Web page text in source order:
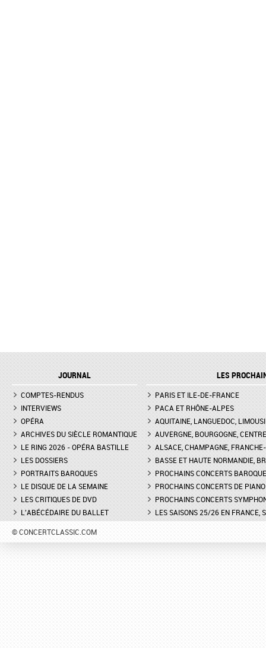
JOURNAL
COMPTES-RENDUS
INTERVIEWS
OPÉRA
ARCHIVES DU SIÈCLE ROMANTIQUE
LE RING 2026 - OPÉRA BASTILLE
LES DOSSIERS
PORTRAITS BAROQUES
LE DISQUE DE LA SEMAINE
LES CRITIQUES DE DVD
L'ABÉCÉDAIRE DU BALLET
LES
PARIS ET ILE-DE-FRANCE
PACA ET RHÔNE-ALPES
AQUITAINE, LANGUEDOC,
AUVERGNE, BOURGOGNE, CENTRE
ALSACE, CHAMPAGNE,
BASSE ET HAUTE NORMANDIE,
PROCHAINS CONCERTS
PROCHAINS CONCERTS DE PIANO
PROCHAINS CONCERTS
LES SAISONS 25/26 EN FRANCE,
© CONCERTCLASSIC.COM